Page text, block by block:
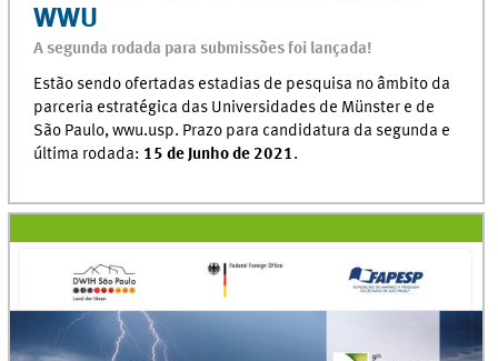
WWU
A segunda rodada para submissões foi lançada!
Estão sendo ofertadas estadias de pesquisa no âmbito da
parceria estratégica das Universidades de Münster e de
São Paulo, wwu.usp. Prazo para candidatura da segunda e
última rodada: 15 de Junho de 2021.